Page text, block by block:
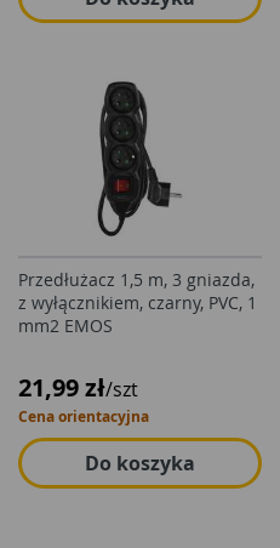
Przedłużacz 1,5 m, 3 gniazda,
z wyłącznikiem, czarny, PVC, 1
mm2 EMOS
21,99 zł/szt
Cena orientacyjna
Do koszyka